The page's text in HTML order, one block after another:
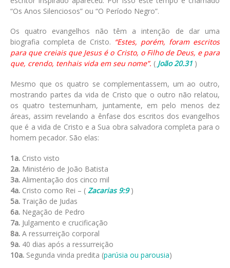
“Os Anos Silenciosos” ou “O Período Negro”.
Os quatro evangelhos não têm a intenção de dar uma
biografia completa de Cristo. “Estes, porém, foram escritos
para que creiais que Jesus é o Cristo, o Filho de Deus, e para
que, crendo, tenhais vida em seu nome”. ( João 20.31 )
Mesmo que os quatro se complementassem, um ao outro,
mostrando partes da vida de Cristo que o outro não relatou,
os quatro testemunham, juntamente, em pelo menos dez
áreas, assim revelando a ênfase dos escritos dos evangelhos
que é a vida de Cristo e a Sua obra salvadora completa para o
homem pecador. São elas:
1a. Cristo visto
2a. Ministério de João Batista
3a. Alimentação dos cinco mil
4a. Cristo como Rei – ( Zacarias 9:9)
5a. Traição de Judas
6a. Negação de Pedro
7a. Julgamento e crucificação
8a. A ressurreição corporal
9a. 40 dias após a ressurreição
10a. Segunda vinda predita (parúsia ou parousia)